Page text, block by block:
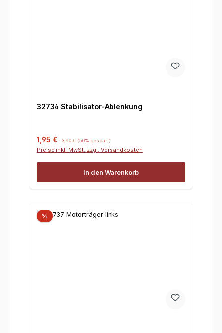
32736 Stabilisator-Ablenkung
Verkaufspreis:
1,95 € 3,90 € (50% gespart)
Preise inkl. MwSt. zzgl. Versandkosten
In den Warenkorb
%